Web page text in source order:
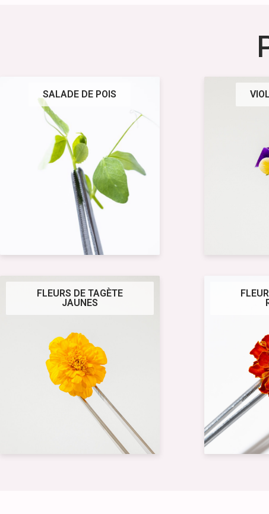
SALADE DE POIS
FLEURS DE TAGÈTE
JAUNES